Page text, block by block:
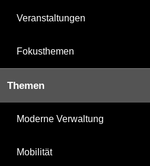
Veranstaltungen
Fokusthemen
Themen
Moderne Verwaltung
Mobilität